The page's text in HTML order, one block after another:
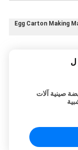
Egg Carton Making
ل
صينية آلات